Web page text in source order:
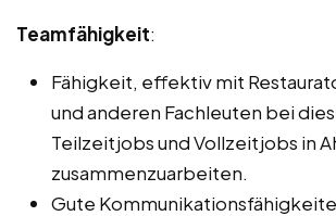
Teamfähigkeit:
Fähigkeit, effektiv mit
und anderen Fachleuten bei
Teilzeitjobs und Vollzeitjobs in
zusammenzuarbeiten.
Gute